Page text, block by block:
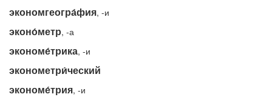
экономгеогра́фия, -и
эконо́метр, -а
экономе́трика, -и
эконометри́ческий
экономе́трия, -и